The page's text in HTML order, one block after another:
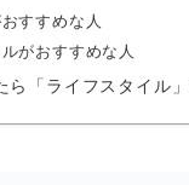
すすめな人
がおすすめな人
ら「ライフスタイル